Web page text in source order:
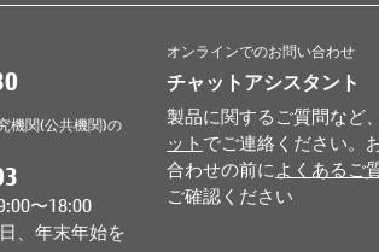
機関(公共機関)の
〜18:00
、年末年始を
オンラインでのお問い合わせ
チャットアシスタント
製品に関するご質問など
ット でご連絡ください。
合わせの前に よくあるご
ご確認ください